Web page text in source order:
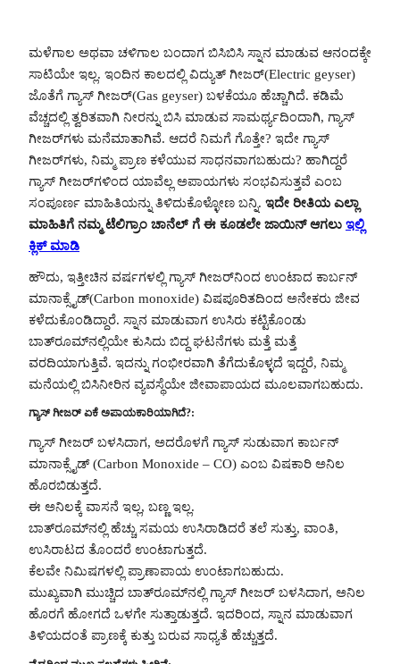
ಮಳೆಗಾಲ ಅಥವಾ ಚಳಿಗಾಲ ಬಂದಾಗ ಬಿಸಿಬಿಸಿ ಸ್ನಾನ ಮಾಡುವ ಆನಂದಕ್ಕೇ
ಸಾಟಿಯೇ ಇಲ್ಲ. ಇಂದಿನ ಕಾಲದಲ್ಲಿ ವಿದ್ಯುತ್‌ ಗೀಜರ್(Electric geyser)
ಜೊತೆಗೆ ಗ್ಯಾಸ್‌ ಗೀಜರ್(Gas geyser) ಬಳಕೆಯೂ ಹೆಚ್ಚಾಗಿದೆ. ಕಡಿಮೆ
ವೆಚ್ಚದಲ್ಲಿ ತ್ವರಿತವಾಗಿ ನೀರನ್ನು ಬಿಸಿ ಮಾಡುವ ಸಾಮರ್ಥ್ಯದಿಂದಾಗಿ, ಗ್ಯಾಸ್‌
ಗೀಜರ್‌ಗಳು ಮನೆಮಾತಾಗಿವೆ. ಆದರೆ ನಿಮಗೆ ಗೊತ್ತೇ? ಇದೇ ಗ್ಯಾಸ್‌
ಗೀಜರ್‌ಗಳು, ನಿಮ್ಮ ಪ್ರಾಣ ಕಳೆಯುವ ಸಾಧನವಾಗಬಹುದು? ಹಾಗಿದ್ದರೆ
ಗ್ಯಾಸ್‌ ಗೀಜರ್‌ಗಳಿಂದ ಯಾವೆಲ್ಲ ಅಪಾಯಗಳು ಸಂಭವಿಸುತ್ತವೆ ಎಂಬ
ಸಂಪೂರ್ಣ ಮಾಹಿತಿಯನ್ನು ತಿಳಿದುಕೊಳ್ಳೋಣ ಬನ್ನಿ. ಇದೇ ರೀತಿಯ ಎಲ್ಲಾ
ಮಾಹಿತಿಗೆ ನಮ್ಮ ಟೆಲಿಗ್ರಾಂ ಚಾನೆಲ್ ಗೆ ಈ ಕೂಡಲೇ ಜಾಯಿನ್ ಆಗಲು ಇಲ್ಲಿ
ಕ್ಲಿಕ್ ಮಾಡಿ
ಹೌದು, ಇತ್ತೀಚಿನ ವರ್ಷಗಳಲ್ಲಿ ಗ್ಯಾಸ್‌ ಗೀಜರ್‌ನಿಂದ ಉಂಟಾದ ಕಾರ್ಬನ್‌
ಮಾನಾಕ್ಸೈಡ್‌(Carbon monoxide) ವಿಷಪೂರಿತದಿಂದ ಅನೇಕರು ಜೀವ
ಕಳೆದುಕೊಂಡಿದ್ದಾರೆ. ಸ್ನಾನ ಮಾಡುವಾಗ ಉಸಿರು ಕಟ್ಟಿಕೊಂಡು
ಬಾತ್‌ರೂಮ್‌ನಲ್ಲಿಯೇ ಕುಸಿದು ಬಿದ್ದ ಘಟನೆಗಳು ಮತ್ತೆ ಮತ್ತೆ
ವರದಿಯಾಗುತ್ತಿವೆ. ಇದನ್ನು ಗಂಭೀರವಾಗಿ ತೆಗೆದುಕೊಳ್ಳದೆ ಇದ್ದರೆ, ನಿಮ್ಮ
ಮನೆಯಲ್ಲಿ ಬಿಸಿನೀರಿನ ವ್ಯವಸ್ಥೆಯೇ ಜೀವಾಪಾಯದ ಮೂಲವಾಗಬಹುದು.
ಗ್ಯಾಸ್‌ ಗೀಜರ್ ಏಕೆ ಅಪಾಯಕಾರಿಯಾಗಿದೆ?:
ಗ್ಯಾಸ್‌ ಗೀಜರ್ ಬಳಸಿದಾಗ, ಅದರೊಳಗೆ ಗ್ಯಾಸ್ ಸುಡುವಾಗ ಕಾರ್ಬನ್
ಮಾನಾಕ್ಸೈಡ್‌ (Carbon Monoxide – CO) ಎಂಬ ವಿಷಕಾರಿ ಅನಿಲ
ಹೊರಬಿಡುತ್ತದೆ.
ಈ ಅನಿಲಕ್ಕೆ ವಾಸನೆ ಇಲ್ಲ, ಬಣ್ಣ ಇಲ್ಲ.
ಬಾತ್‌ರೂಮ್‌ನಲ್ಲಿ ಹೆಚ್ಚು ಸಮಯ ಉಸಿರಾಡಿದರೆ ತಲೆ ಸುತ್ತು, ವಾಂತಿ,
ಉಸಿರಾಟದ ತೊಂದರೆ ಉಂಟಾಗುತ್ತದೆ.
ಕೆಲವೇ ನಿಮಿಷಗಳಲ್ಲಿ ಪ್ರಾಣಾಪಾಯ ಉಂಟಾಗಬಹುದು.
ಮುಖ್ಯವಾಗಿ ಮುಚ್ಚಿದ ಬಾತ್‌ರೂಮ್‌ನಲ್ಲಿ ಗ್ಯಾಸ್‌ ಗೀಜರ್ ಬಳಸಿದಾಗ, ಅನಿಲ
ಹೊರಗೆ ಹೋಗದೆ ಒಳಗೇ ಸುತ್ತಾಡುತ್ತದೆ. ಇದರಿಂದ, ಸ್ನಾನ ಮಾಡುವಾಗ
ತಿಳಿಯದಂತೆ ಪ್ರಾಣಕ್ಕೆ ಕುತ್ತು ಬರುವ ಸಾಧ್ಯತೆ ಹೆಚ್ಚುತ್ತದೆ.